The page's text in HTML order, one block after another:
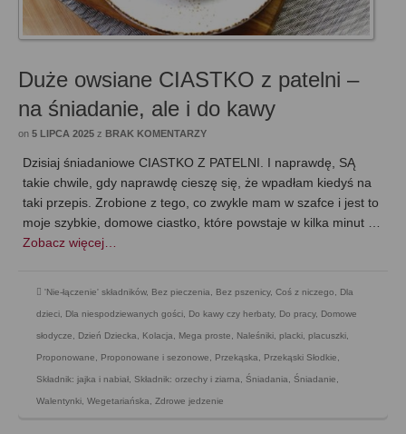
Duże owsiane CIASTKO z patelni –
na śniadanie, ale i do kawy
on 5 LIPCA 2025 z BRAK KOMENTARZY
Dzisiaj śniadaniowe CIASTKO Z PATELNI. I naprawdę, SĄ
takie chwile, gdy naprawdę cieszę się, że wpadłam kiedyś na
taki przepis. Zrobione z tego, co zwykle mam w szafce i jest to
moje szybkie, domowe ciastko, które powstaje w kilka minut …
Zobacz więcej…
'Nie-łączenie' składników, Bez pieczenia, Bez pszenicy, Coś z niczego, Dla
dzieci, Dla niespodziewanych gości, Do kawy czy herbaty, Do pracy, Domowe
słodycze, Dzień Dziecka, Kolacja, Mega proste, Naleśniki, placki, placuszki,
Proponowane, Proponowane i sezonowe, Przekąska, Przekąski Słodkie,
Składnik: jajka i nabiał, Składnik: orzechy i ziarna, Śniadania, Śniadanie,
Walentynki, Wegetariańska, Zdrowe jedzenie